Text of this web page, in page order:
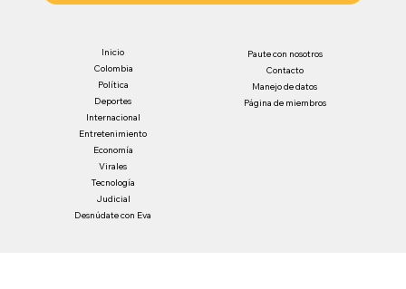
Inicio
Colombia
Política
Deportes
Internacional
Entretenimiento
Economía
Virales
Tecnología
Judicial
Desnúdate con Eva
Paute con nosotros
Contacto
Manejo de datos
Página de miembros